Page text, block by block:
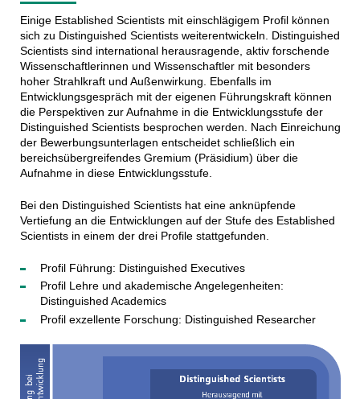
Einige Established Scientists mit einschlägigem Profil können
sich zu Distinguished Scientists weiterentwickeln. Distinguished
Scientists sind international herausragende, aktiv forschende
Wissenschaftlerinnen und Wissenschaftler mit besonders
hoher Strahlkraft und Außenwirkung. Ebenfalls im
Entwicklungsgespräch mit der eigenen Führungskraft können
die Perspektiven zur Aufnahme in die Entwicklungsstufe der
Distinguished Scientists besprochen werden. Nach Einreichung
der Bewerbungsunterlagen entscheidet schließlich ein
bereichsübergreifendes Gremium (Präsidium) über die
Aufnahme in diese Entwicklungsstufe.
Bei den Distinguished Scientists hat eine anknüpfende
Vertiefung an die Entwicklungen auf der Stufe des Established
Scientists in einem der drei Profile stattgefunden.
Profil Führung: Distinguished Executives
Profil Lehre und akademische Angelegenheiten:
Distinguished Academics
Profil exzellente Forschung: Distinguished Researcher